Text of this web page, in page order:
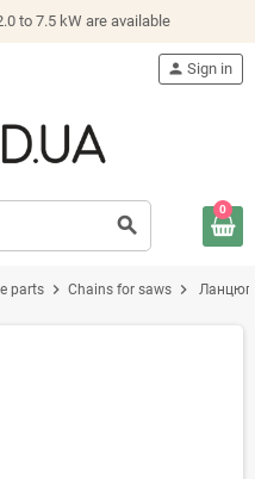
to 7.5 kW are available
search
person Sign in
0
parts chevron_right Chains for saws chevron_right